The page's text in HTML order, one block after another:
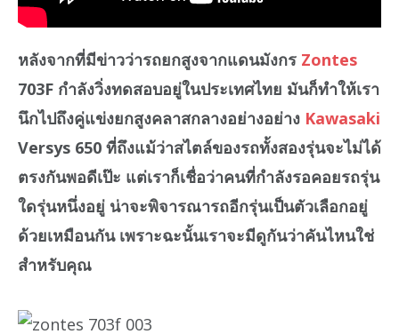
หลังจากที่มีข่าวว่ารถยกสูงจากแดนมังกร Zontes
703F กำลังวิ่งทดสอบอยู่ในประเทศไทย มันก็ทำให้เรา
นึกไปถึงคู่แข่งยกสูงคลาสกลางอย่างอย่าง Kawasaki
Versys 650 ที่ถึงแม้ว่าสไตล์ของรถทั้งสองรุ่นจะไม่ได้
ตรงกันพอดีเป๊ะ แต่เราก็เชื่อว่าคนที่กำลังรอคอยรถรุ่น
ใดรุ่นหนึ่งอยู่ น่าจะพิจารณารถอีกรุ่นเป็นตัวเลือกอยู่
ด้วยเหมือนกัน เพราะฉะนั้นเราจะมีดูกันว่าคันไหนใช่
สำหรับคุณ